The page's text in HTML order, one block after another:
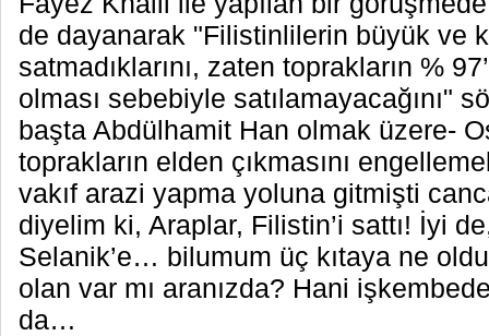
de dayanarak "Filistinlilerin büyük ve
satmadıklarını, zaten toprakların %
olması sebebiyle satılamayacağını"
başta Abdülhamit Han olmak üzere-
toprakların elden çıkmasını
vakıf arazi yapma yoluna gitmişti
diyelim ki, Araplar, Filistin’i sattı! İyi
Selanik’e… bilumum üç kıtaya ne
olan var mı aranızda? Hani
da…